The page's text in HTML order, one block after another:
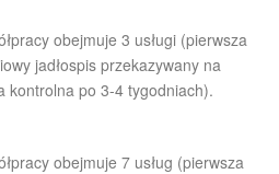
obejmuje 3 usługi (pierwsza
jadłospis przekazywany na
kontrolna po 3-4 tygodniach).
obejmuje 7 usług (pierwsza